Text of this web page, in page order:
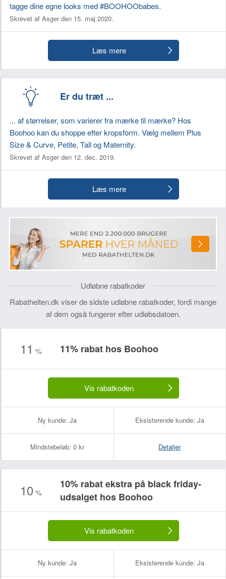
tagge dine egne looks med #BOOHOObabes.
Skrevet af Asger den 15. maj 2020.
Læs mere
Er du træt ...
... af størrelser, som varierer fra mærke til mærke? Hos
Boohoo kan du shoppe efter kropsform. Vælg mellem Plus
Size & Curve, Petite, Tall og Maternity.
Skrevet af Asger den 12. dec. 2019.
Læs mere
Udløbne rabatkoder
Rabathelten.dk viser de sidste udløbne rabatkoder, fordi mange
af dem også fungerer efter udløbsdatoen.
11 % 11% rabat hos Boohoo
Vis rabatkoden
Ny kunde: Ja Eksisterende kunde: Ja
Mindstebeløb: 0 kr Detaljer
10 %
10% rabat ekstra på black friday-
udsalget hos Boohoo
Vis rabatkoden
Ny kunde: Ja Eksisterende kunde: Ja